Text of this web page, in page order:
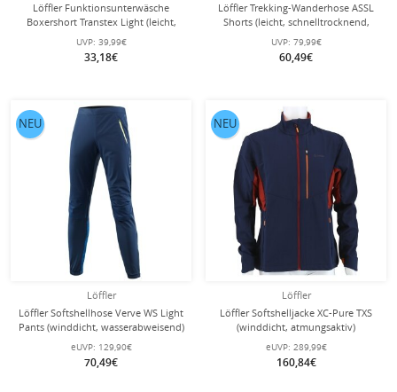
Löffler Funktionsunterwäsche
Boxershort Transtex Light (leicht,
atmungsaktiv,
feuchtigkeitstransport) schwarz
Herren
UVP: 39,99€
33,18€
Löffler Trekking-Wanderhose ASSL
Shorts (leicht, schnelltrocknend,
wasserabweisend) kurz grün/pine
Herren
UVP: 79,99€
60,49€
Löffler
Löffler Softshellhose Verve WS Light
Pants (winddicht, wasserabweisend)
dunkelblau Herren
eUVP: 129,90€
70,49€
NEU
Löffler
Löffler Softshelljacke XC-Pure TXS
(winddicht, atmungsaktiv)
dunkelblau Herren
eUVP: 289,99€
160,84€
NEU